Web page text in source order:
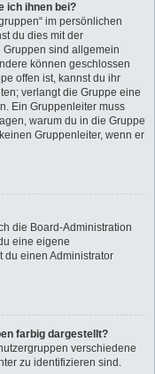
ich ihnen bei?
im persönlichen
du dies mit der
sind allgemein
können geschlossen
offen ist, kannst du ihr
verlangt die Gruppe eine
Ein Gruppenleiter muss
warum du in die Gruppe
Gruppenleiter, wenn er
die Board-Administration
eine eigene
du einen Administrator
farbig dargestellt?
verschiedene
zu identifizieren sind.